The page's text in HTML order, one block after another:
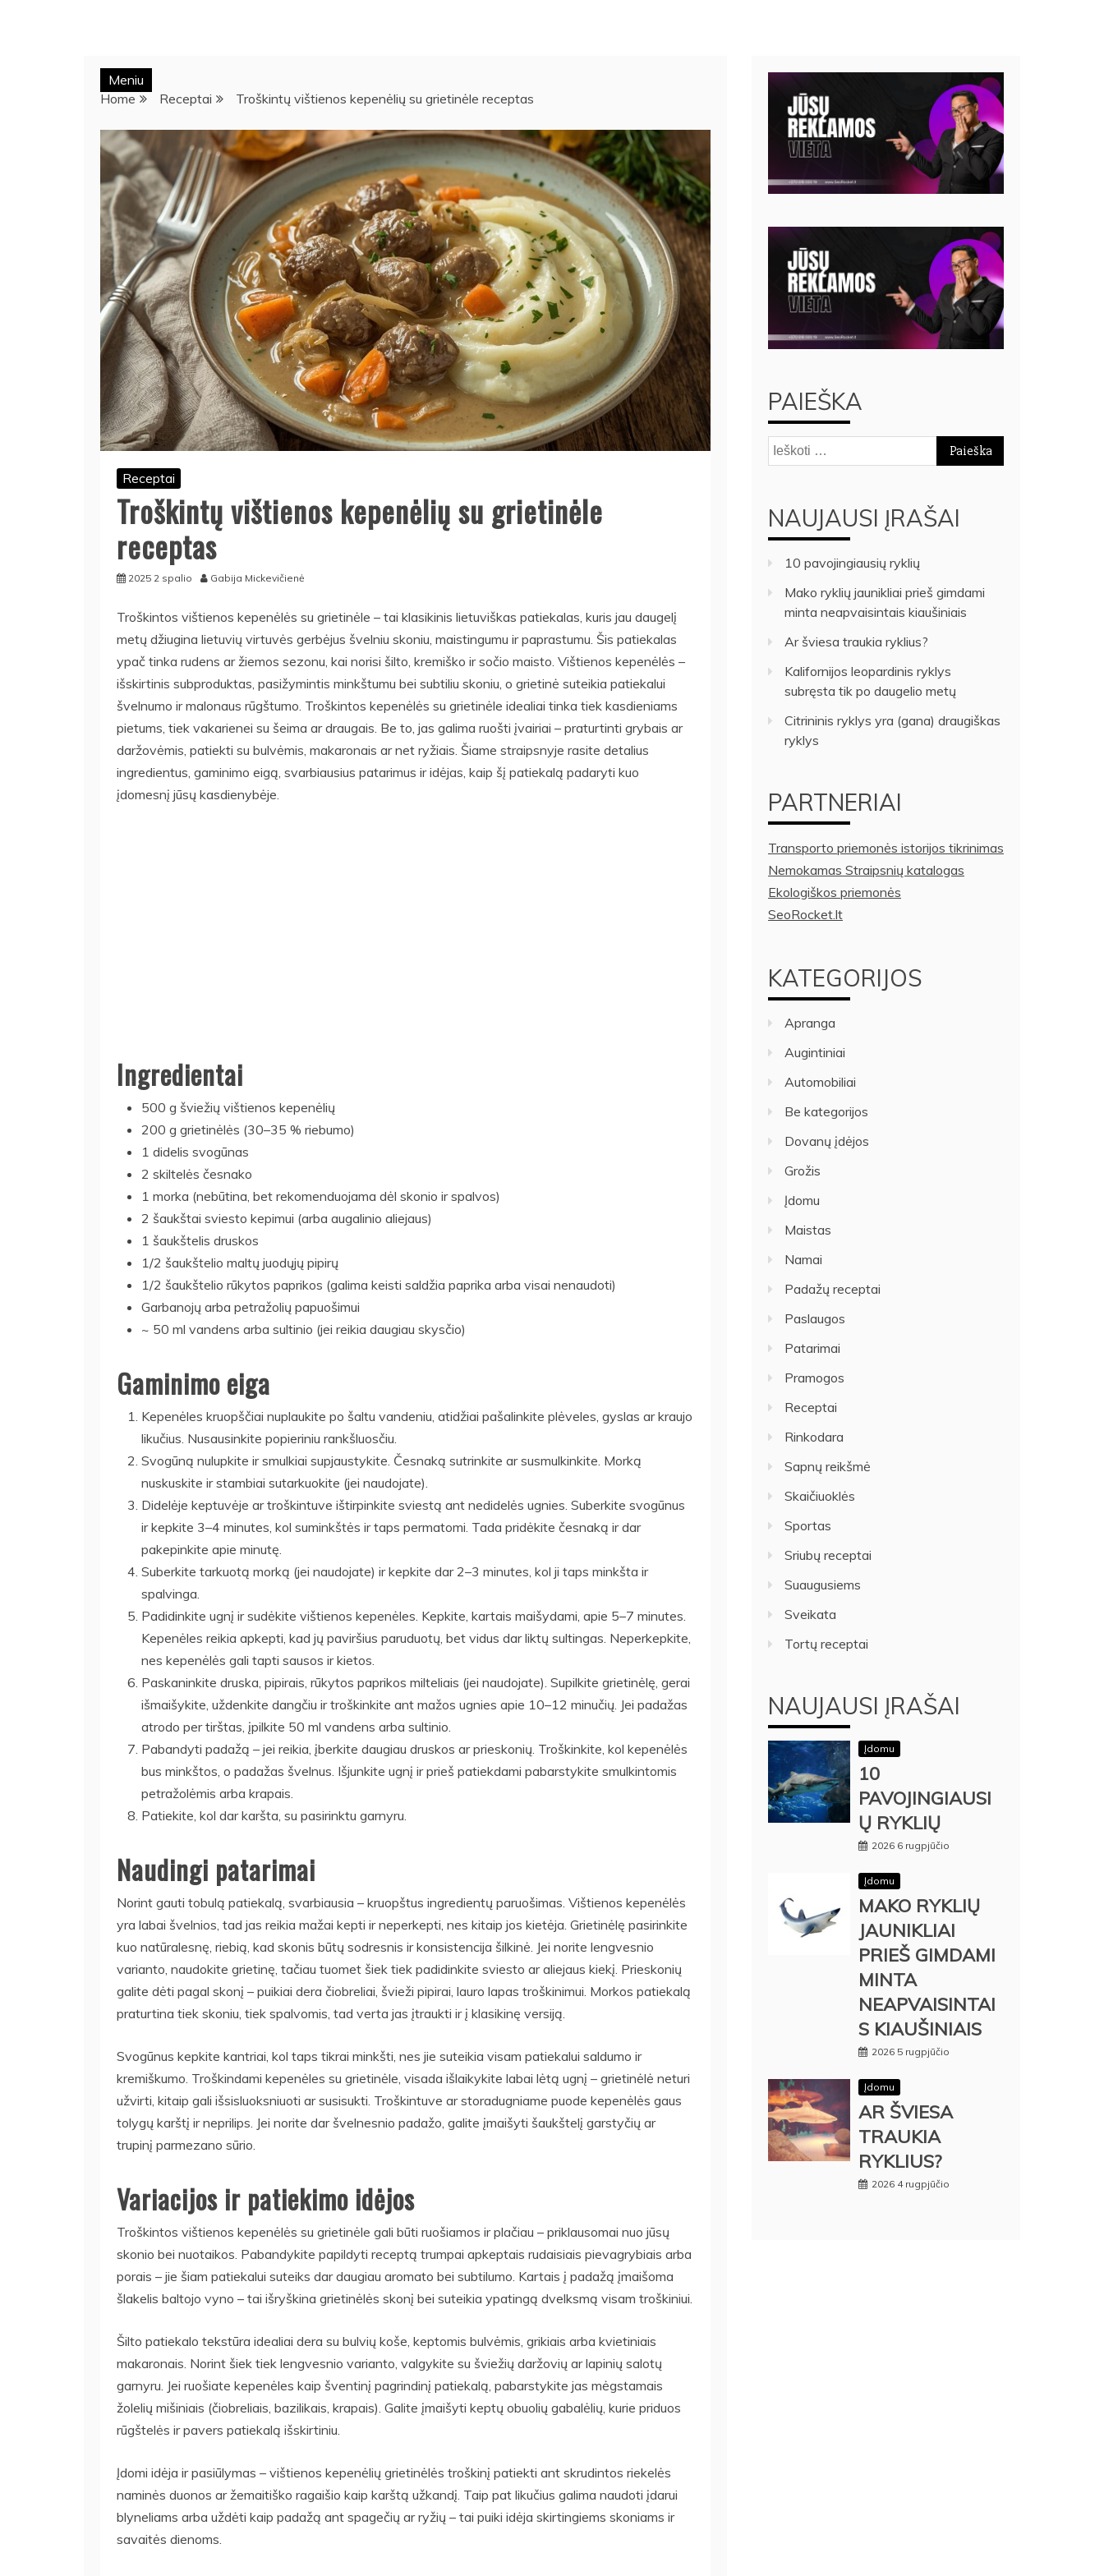
Meniu
Home
Receptai Troškintų vištienos kepenėlių su grietinėle receptas
Receptai
Troškintų vištienos kepenėlių su grietinėle
receptas
2025 2 spalio Gabija Mickevičienė
Troškintos vištienos kepenėlės su grietinėle – tai klasikinis lietuviškas patiekalas, kuris jau daugelį
metų džiugina lietuvių virtuvės gerbėjus švelniu skoniu, maistingumu ir paprastumu. Šis patiekalas
ypač tinka rudens ar žiemos sezonu, kai norisi šilto, kremiško ir sočio maisto. Vištienos kepenėlės –
išskirtinis subproduktas, pasižymintis minkštumu bei subtiliu skoniu, o grietinė suteikia patiekalui
švelnumo ir malonaus rūgštumo. Troškintos kepenėlės su grietinėle idealiai tinka tiek kasdieniams
pietums, tiek vakarienei su šeima ar draugais. Be to, jas galima ruošti įvairiai – praturtinti grybais ar
daržovėmis, patiekti su bulvėmis, makaronais ar net ryžiais. Šiame straipsnyje rasite detalius
ingredientus, gaminimo eigą, svarbiausius patarimus ir idėjas, kaip šį patiekalą padaryti kuo
įdomesnį jūsų kasdienybėje.
Ingredientai
500 g šviežių vištienos kepenėlių
200 g grietinėlės (30–35 % riebumo)
1 didelis svogūnas
2 skiltelės česnako
1 morka (nebūtina, bet rekomenduojama dėl skonio ir spalvos)
2 šaukštai sviesto kepimui (arba augalinio aliejaus)
1 šaukštelis druskos
1/2 šaukštelio maltų juodųjų pipirų
1/2 šaukštelio rūkytos paprikos (galima keisti saldžia paprika arba visai nenaudoti)
Garbanojų arba petražolių papuošimui
~ 50 ml vandens arba sultinio (jei reikia daugiau skysčio)
Gaminimo eiga
Kepenėles kruopščiai nuplaukite po šaltu vandeniu, atidžiai pašalinkite plėveles, gyslas ar kraujo
likučius. Nusausinkite popieriniu rankšluosčiu.
Svogūną nulupkite ir smulkiai supjaustykite. Česnaką sutrinkite ar susmulkinkite. Morką
nuskuskite ir stambiai sutarkuokite (jei naudojate).
Didelėje keptuvėje ar troškintuve ištirpinkite sviestą ant nedidelės ugnies. Suberkite svogūnus
ir kepkite 3–4 minutes, kol suminkštės ir taps permatomi. Tada pridėkite česnaką ir dar
pakepinkite apie minutę.
Suberkite tarkuotą morką (jei naudojate) ir kepkite dar 2–3 minutes, kol ji taps minkšta ir
spalvinga.
Padidinkite ugnį ir sudėkite vištienos kepenėles. Kepkite, kartais maišydami, apie 5–7 minutes.
Kepenėles reikia apkepti, kad jų paviršius paruduotų, bet vidus dar liktų sultingas. Neperkepkite,
nes kepenėlės gali tapti sausos ir kietos.
Paskaninkite druska, pipirais, rūkytos paprikos milteliais (jei naudojate). Supilkite grietinėlę, gerai
išmaišykite, uždenkite dangčiu ir troškinkite ant mažos ugnies apie 10–12 minučių. Jei padažas
atrodo per tirštas, įpilkite 50 ml vandens arba sultinio.
Pabandyti padažą – jei reikia, įberkite daugiau druskos ar prieskonių. Troškinkite, kol kepenėlės
bus minkštos, o padažas švelnus. Išjunkite ugnį ir prieš patiekdami pabarstykite smulkintomis
petražolėmis arba krapais.
Patiekite, kol dar karšta, su pasirinktu garnyru.
Naudingi patarimai
Norint gauti tobulą patiekalą, svarbiausia – kruopštus ingredientų paruošimas. Vištienos kepenėlės
yra labai švelnios, tad jas reikia mažai kepti ir neperkepti, nes kitaip jos kietėja. Grietinėlę pasirinkite
kuo natūralesnę, riebią, kad skonis būtų sodresnis ir konsistencija šilkinė. Jei norite lengvesnio
varianto, naudokite grietinę, tačiau tuomet šiek tiek padidinkite sviesto ar aliejaus kiekį. Prieskonių
galite dėti pagal skonį – puikiai dera čiobreliai, švieži pipirai, lauro lapas troškinimui. Morkos patiekalą
praturtina tiek skoniu, tiek spalvomis, tad verta jas įtraukti ir į klasikinę versiją.
Svogūnus kepkite kantriai, kol taps tikrai minkšti, nes jie suteikia visam patiekalui saldumo ir
kremiškumo. Troškindami kepenėles su grietinėle, visada išlaikykite labai lėtą ugnį – grietinėlė neturi
užvirti, kitaip gali išsisluoksniuoti ar susisukti. Troškintuve ar storadugniame puode kepenėlės gaus
tolygų karštį ir neprilips. Jei norite dar švelnesnio padažo, galite įmaišyti šaukštelį garstyčių ar
trupinį parmezano sūrio.
Variacijos ir patiekimo idėjos
Troškintos vištienos kepenėlės su grietinėle gali būti ruošiamos ir plačiau – priklausomai nuo jūsų
skonio bei nuotaikos. Pabandykite papildyti receptą trumpai apkeptais rudaisiais pievagrybiais arba
porais – jie šiam patiekalui suteiks dar daugiau aromato bei subtilumo. Kartais į padažą įmaišoma
šlakelis baltojo vyno – tai išryškina grietinėlės skonį bei suteikia ypatingą dvelksmą visam troškiniui.
Šilto patiekalo tekstūra idealiai dera su bulvių koše, keptomis bulvėmis, grikiais arba kvietiniais
makaronais. Norint šiek tiek lengvesnio varianto, valgykite su šviežių daržovių ar lapinių salotų
garnyru. Jei ruošiate kepenėles kaip šventinį pagrindinį patiekalą, pabarstykite jas mėgstamais
žolelių mišiniais (čiobreliais, bazilikais, krapais). Galite įmaišyti keptų obuolių gabalėlių, kurie priduos
rūgštelės ir pavers patiekalą išskirtiniu.
Įdomi idėja ir pasiūlymas – vištienos kepenėlių grietinėlės troškinį patiekti ant skrudintos riekelės
naminės duonos ar žemaitiško ragaišio kaip karštą užkandį. Taip pat likučius galima naudoti įdarui
blyneliams arba uždėti kaip padažą ant spagečių ar ryžių – tai puiki idėja skirtingiems skoniams ir
savaitės dienoms.
PAIEŠKA
Ieškoti:
NAUJAUSI ĮRAŠAI
10 pavojingiausių ryklių
Mako ryklių jaunikliai prieš gimdami
minta neapvaisintais kiaušiniais
Ar šviesa traukia ryklius?
Kalifornijos leopardinis ryklys
subręsta tik po daugelio metų
Citrininis ryklys yra (gana) draugiškas
ryklys
PARTNERIAI
Transporto priemonės istorijos tikrinimas
Nemokamas Straipsnių katalogas
Ekologiškos priemonės
SeoRocket.lt
KATEGORIJOS
Apranga
Augintiniai
Automobiliai
Be kategorijos
Dovanų įdėjos
Grožis
Įdomu
Maistas
Namai
Padažų receptai
Paslaugos
Patarimai
Pramogos
Receptai
Rinkodara
Sapnų reikšmė
Skaičiuoklės
Sportas
Sriubų receptai
Suaugusiems
Sveikata
Tortų receptai
NAUJAUSI ĮRAŠAI
Įdomu
10
PAVOJINGIAUSI
Ų RYKLIŲ
2026 6 rugpjūčio
Įdomu
MAKO RYKLIŲ
JAUNIKLIAI
PRIEŠ GIMDAMI
MINTA
NEAPVAISINTAI
S KIAUŠINIAIS
2026 5 rugpjūčio
Įdomu
AR ŠVIESA
TRAUKIA
RYKLIUS?
2026 4 rugpjūčio